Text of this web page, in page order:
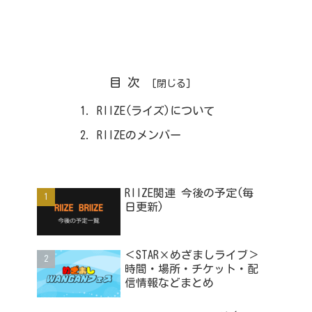
目次
RIIZE(ライズ)について
RIIZEのメンバー
RIIZE関連 今後の予定(毎
日更新)
＜STAR×めざましライブ＞
時間・場所・チケット・配
信情報などまとめ